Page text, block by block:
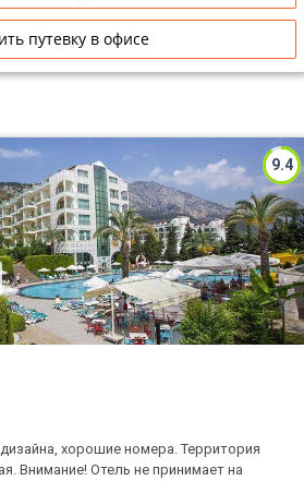
путевку в офисе
9.4
хорошие номера. Территория
Внимание! Отель не принимает на